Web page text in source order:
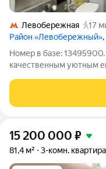
Левобережная
17
Район «Левобережный»
Номер в базе: 13495900.
качественным уютным
этажного дома,
Дом с закрытым двором и
15 200 000 ₽
81,4 м² 3-комн. квартира